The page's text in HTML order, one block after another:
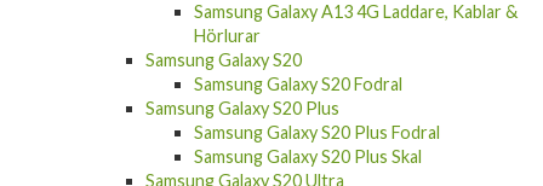
Samsung Galaxy A13 4G Laddare, Kablar &
Hörlurar
Samsung Galaxy S20
Samsung Galaxy S20 Fodral
Samsung Galaxy S20 Plus
Samsung Galaxy S20 Plus Fodral
Samsung Galaxy S20 Plus Skal
Samsung Galaxy S20 Ultra